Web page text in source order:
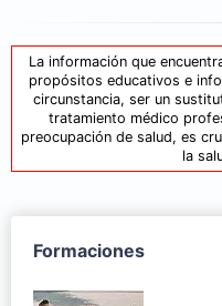
La información que
propósitos educativos e
circunstancia, ser un
tratamiento médico
preocupación de salud, es
la
Formaciones